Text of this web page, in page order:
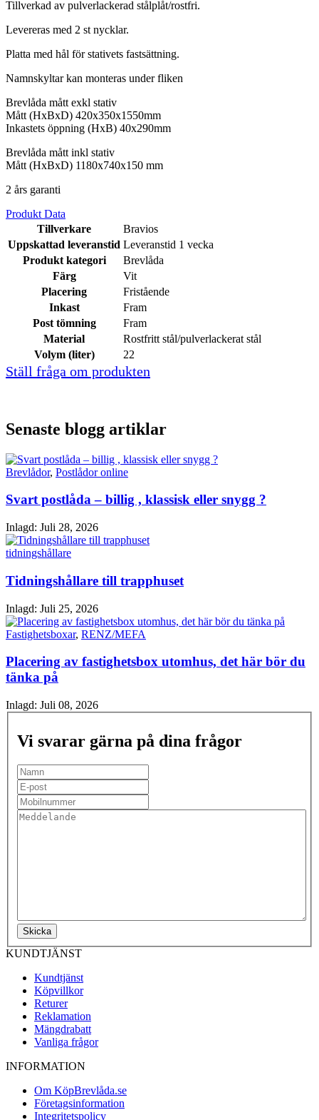
Tillverkad av pulverlackerad stålplåt/rostfri.
Levereras med 2 st nycklar.
Platta med hål för stativets fastsättning.
Namnskyltar kan monteras under fliken
Brevlåda mått exkl stativ
Mått (HxBxD) 420x350x1550mm
Inkastets öppning (HxB) 40x290mm
Brevlåda mått inkl stativ
Mått (HxBxD) 1180x740x150 mm
2 års garanti
Produkt Data
Tillverkare
Bravios
Uppskattad leveranstid Leveranstid 1 vecka
Produkt kategori
Brevlåda
Färg
Vit
Placering
Fristående
Inkast
Fram
Post tömning
Fram
Material
Rostfritt stål/pulverlackerat stål
Volym (liter)
22
Ställ fråga om produkten
Senaste blogg artiklar
Brevlådor, Postlådor online
Svart postlåda – billig , klassisk eller snygg ?
Inlagd: Juli 28, 2026
tidningshållare
Tidningshållare till trapphuset
Inlagd: Juli 25, 2026
Fastighetsboxar, RENZ/MEFA
Placering av fastighetsbox utomhus, det här bör du
tänka på
Inlagd: Juli 08, 2026
Vi svarar gärna på dina frågor
Skicka
KUNDTJÄNST
Kundtjänst
Köpvillkor
Returer
Reklamation
Mängdrabatt
Vanliga frågor
INFORMATION
Om KöpBrevlåda.se
Företagsinformation
Integritetspolicy